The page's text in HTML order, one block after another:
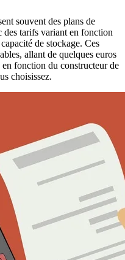
souvent des plans de
des tarifs variant en fonction
de stockage. Ces
allant de quelques euros
en fonction du constructeur de
choisissez.